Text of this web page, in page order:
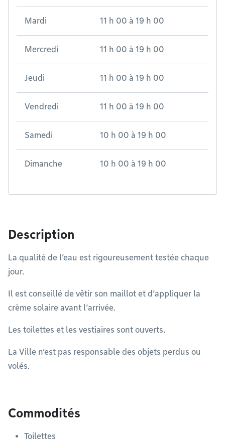
Mardi 11 h 00 à 19 h 00
Mercredi 11 h 00 à 19 h 00
Jeudi 11 h 00 à 19 h 00
Vendredi 11 h 00 à 19 h 00
Samedi 10 h 00 à 19 h 00
Dimanche 10 h 00 à 19 h 00
Description
La qualité de l’eau est rigoureusement testée chaque
jour.
Il est conseillé de vêtir son maillot et d’appliquer la
crème solaire avant l’arrivée.
Les toilettes et les vestiaires sont ouverts.
La Ville n’est pas responsable des objets perdus ou
volés.
Commodités
Toilettes